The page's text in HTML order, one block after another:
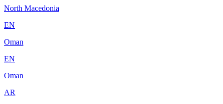
North Macedonia
EN
Oman
EN
Oman
AR